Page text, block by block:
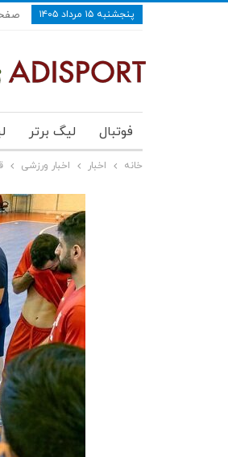
پنجشنبه ۱۵ مرداد ۱۴۰۵
فوتبال لیگ برتر
خانه اخبار اخبار ورزشی